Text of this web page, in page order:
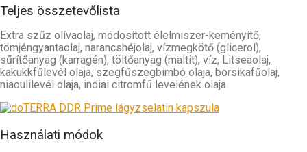
Teljes összetevőlista
Extra szűz olívaolaj, módosított élelmiszer-keményítő,
tömjéngyantaolaj, narancshéjolaj, vízmegkötő (glicerol),
sűrítőanyag (karragén), töltőanyag (maltit), víz, Litseaolaj,
kakukkfűlevél olaja, szegfűszegbimbó olaja, borsikafűolaj,
niaoulilevél olaja, indiai citromfű levelének olaja
Használati módok